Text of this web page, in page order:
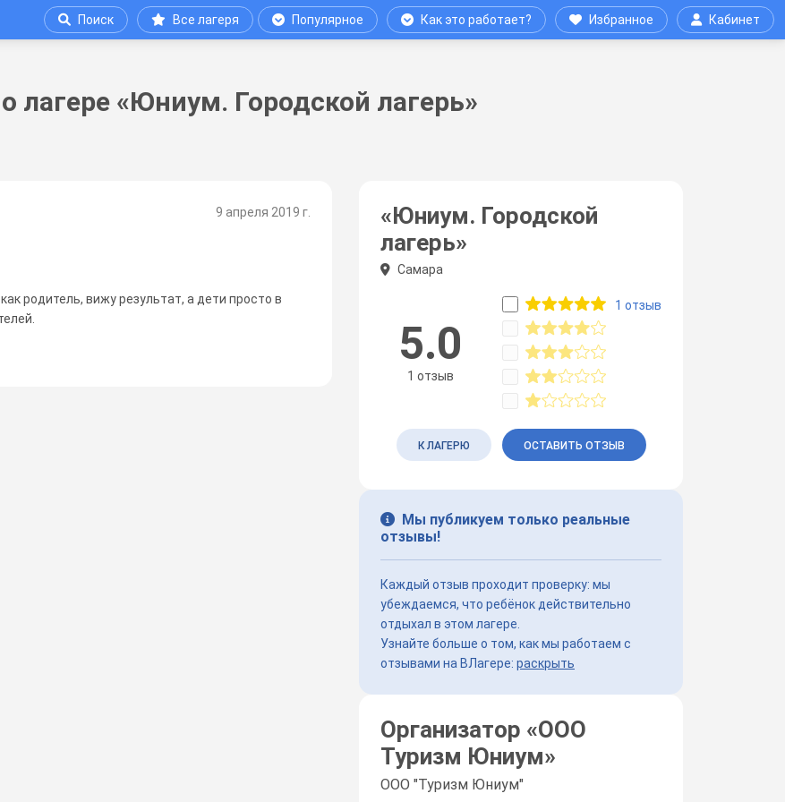
Поиск Все лагеря Популярное Как это работает? Избранное Кабинет
лагере «Юниум. Городской лагерь»
9 апреля 2019 г.
родитель, вижу результат, а дети просто в
«Юниум. Городской
лагерь»
Самара
5.0
1 отзыв
1 отзыв
К ЛАГЕРЮ ОСТАВИТЬ ОТЗЫВ
Мы публикуем только реальные
отзывы!
Каждый отзыв проходит проверку: мы
убеждаемся, что ребёнок действительно
отдыхал в этом лагере.
Узнайте больше о том, как мы работаем с
отзывами на ВЛагере: раскрыть
Организатор «ООО
Туризм Юниум»
ООО "Туризм Юниум"